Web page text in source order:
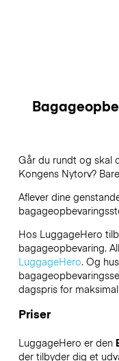
Går du rundt og skal
Kongens Nytorv?
Aflever dine
Hos LuggageHero
bagageopbevaring.
LuggageHero. Og
dagspris for
Priser
LuggageHero er den
der tilbyder dig et